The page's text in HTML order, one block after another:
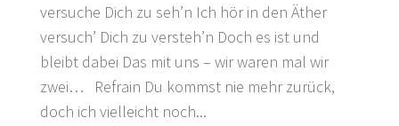
versuche Dich zu seh’n Ich hör in den Äther
versuch’ Dich zu versteh’n Doch es ist und
bleibt dabei Das mit uns – wir waren mal wir
zwei… Refrain Du kommst nie mehr zurück,
doch ich vielleicht noch...